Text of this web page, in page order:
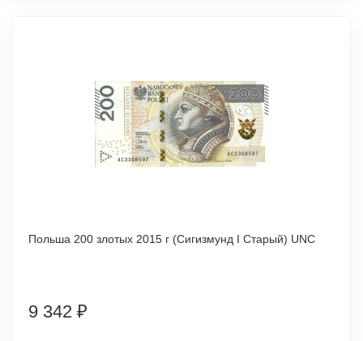
Польша 200 злотых 2015 г (Сигизмунд I Старый) UNC
9 342 ₽